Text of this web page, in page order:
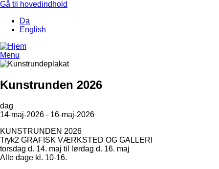
Gå til hovedindhold
Da
English
Menu
Kunstrunden 2026
dag
14-maj-2026 - 16-maj-2026
KUNSTRUNDEN 2026
Tryk2 GRAFISK VÆRKSTED OG GALLERI
torsdag d. 14. maj til lørdag d. 16. maj
Alle dage kl. 10-16.